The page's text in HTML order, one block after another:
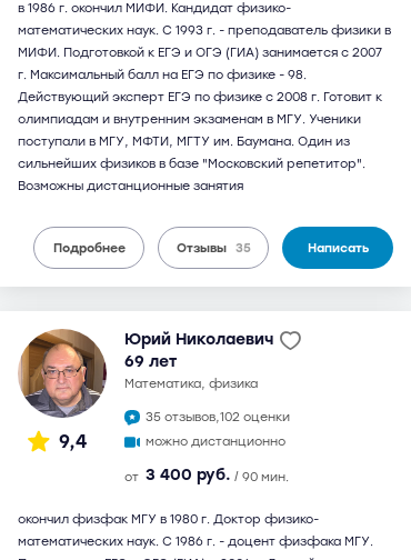
в 1986 г. окончил МИФИ. Кандидат физико-
математических наук. С 1993 г. - преподаватель физики в
МИФИ. Подготовкой к ЕГЭ и ОГЭ (ГИА) занимается с 2007
г. Максимальный балл на ЕГЭ по физике - 98.
Действующий эксперт ЕГЭ по физике с 2008 г. Готовит к
олимпиадам и внутренним экзаменам в МГУ. Ученики
поступали в МГУ, МФТИ, МГТУ им. Баумана. Один из
сильнейших физиков в базе "Московский репетитор".
Возможны дистанционные занятия
Подробнее Отзывы 35 Написать
9,4
Юрий Николаевич
69 лет
математика, физика
35 отзывов,102 оценки
можно дистанционно
от 3 400 руб. / 90 мин.
окончил физфак МГУ в 1980 г. Доктор физико-
математических наук. С 1986 г. - доцент физфака МГУ.